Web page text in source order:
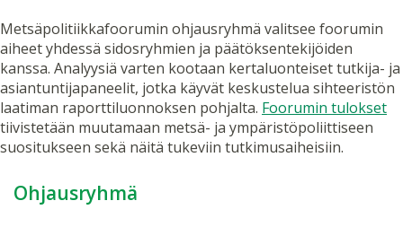
Metsäpolitiikkafoorumin ohjausryhmä valitsee foorumin
aiheet yhdessä sidosryhmien ja päätöksentekijöiden
kanssa. Analyysiä varten kootaan kertaluonteiset tutkija- ja
asiantuntijapaneelit, jotka käyvät keskustelua sihteeristön
laatiman raporttiluonnoksen pohjalta. Foorumin tulokset
tiivistetään muutamaan metsä- ja ympäristöpoliittiseen
suositukseen sekä näitä tukeviin tutkimusaiheisiin.
Ohjausryhmä